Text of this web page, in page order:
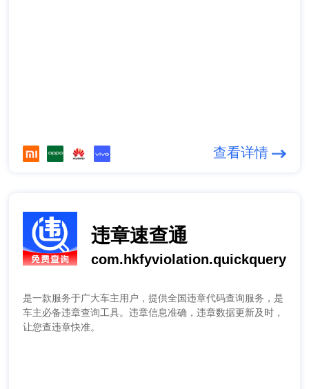
查看详情
违章速查通
com.hkfyviolation.quickquery
是一款服务于广大车主用户，提供全国违章代码查询服务，是
车主必备违章查询工具。违章信息准确，违章数据更新及时，
让您查违章快准。